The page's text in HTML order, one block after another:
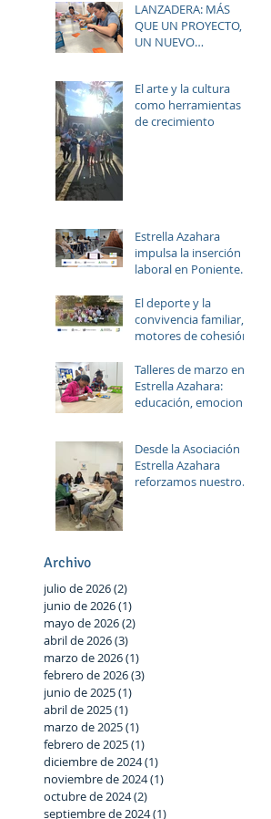
estrategia ERACIS+
para mejorar la
empleabilidad y el
LANZADERA: MÁS
QUE UN PROYECTO,
UN NUEVO
PALMERAS
El arte y la cultura
como herramientas
de crecimiento
Estrella Azahara
impulsa la inserción
laboral en Poniente
proyecto ERACIS+
El deporte y la
convivencia familiar,
motores de cohesión.
Talleres de marzo en
Estrella Azahara:
educación, emociones
Desde la Asociación
Estrella Azahara
reforzamos nuestro
Archivo
julio de 2026(2)
junio de 2026(1)
mayo de 2026(2)
abril de 2026(3)
marzo de 2026(1)
febrero de 2026(3)
junio de 2025(1)
abril de 2025(1)
marzo de 2025(1)
febrero de 2025(1)
diciembre de 2024(1)
noviembre de 2024(1)
octubre de 2024(2)
septiembre de 2024(1)